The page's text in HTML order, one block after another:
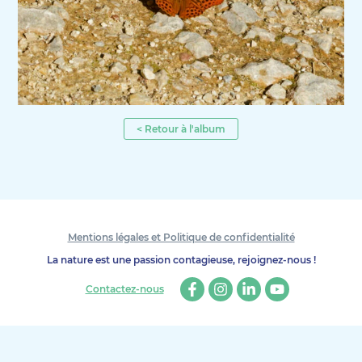
< Retour à l'album
Mentions légales et Politique de confidentialité
La nature est une passion contagieuse, rejoignez-nous !
Contactez-nous FacebookInstagram
LinkedinYoutube